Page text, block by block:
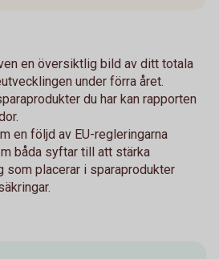
en översiktlig bild av ditt totala
under förra året.
du har kan rapporten
en följd av EU-regleringarna
båda syftar till att stärka
som placerar i sparaprodukter